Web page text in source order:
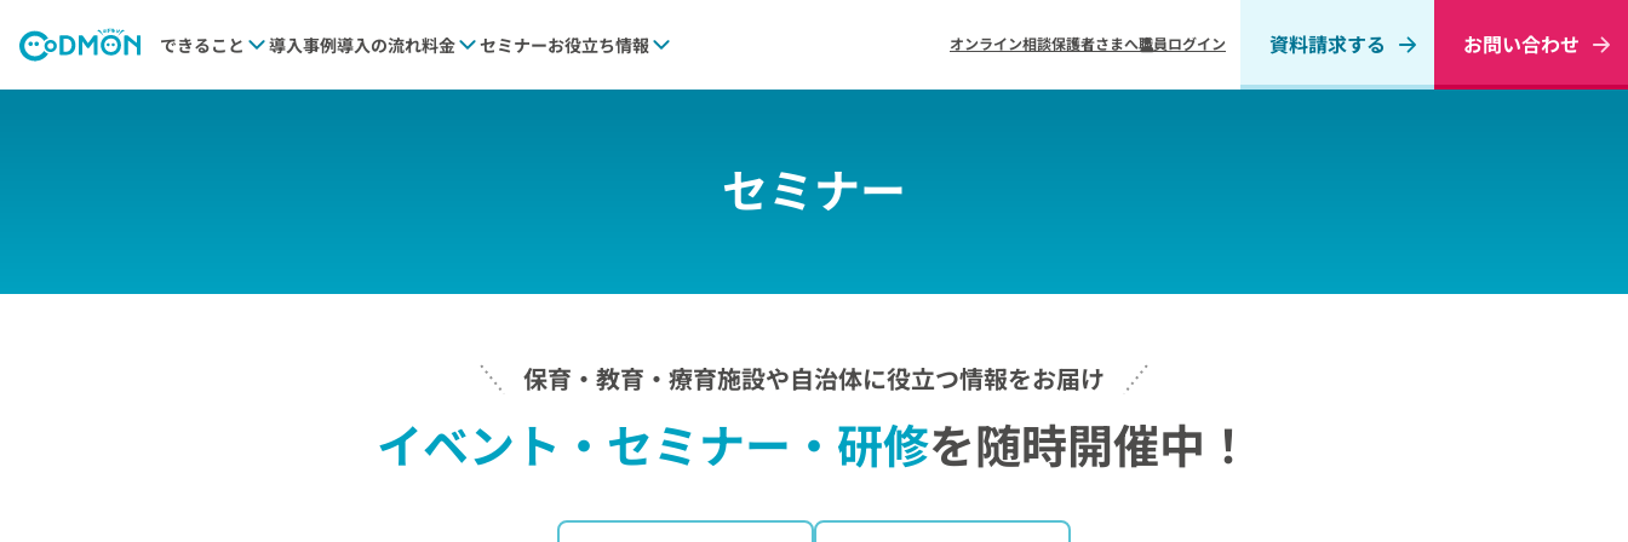
できること 導入事例導入の流れ料金 セミナーお役立ち情報 オンライン相談保護者さまへ職員ログイン 資料請求する お問い合わせ
セミナー
保育・教育・療育施設や自治体に役立つ情報をお届け
イベント・セミナー・ 研修を随時開催中！